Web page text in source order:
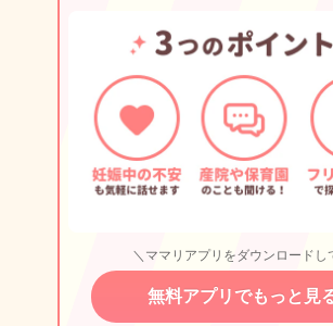
＼ママリアプリをダウンロードし
無料アプリでもっと見